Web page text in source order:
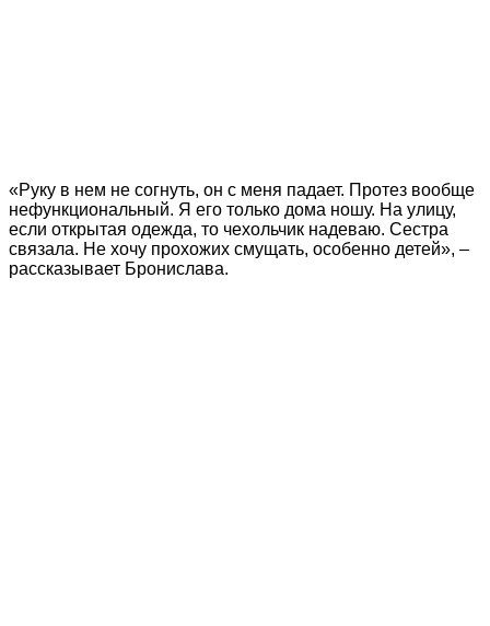
«Руку в нем не согнуть, он с меня падает. Протез вообще
нефункциональный. Я его только дома ношу. На улицу,
если открытая одежда, то чехольчик надеваю. Сестра
связала. Не хочу прохожих смущать, особенно детей», –
рассказывает Бронислава.